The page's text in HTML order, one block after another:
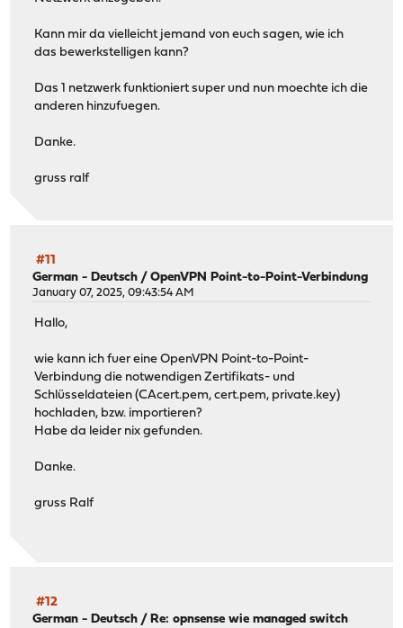
Kann mir da vielleicht jemand von euch sagen, wie ich
das bewerkstelligen kann?
Das 1 netzwerk funktioniert super und nun moechte ich die
anderen hinzufuegen.
Danke.
gruss ralf
#11
German - Deutsch /OpenVPN Point-to-Point-Verbindung
January 07, 2025, 09:43:54 AM
Hallo,
wie kann ich fuer eine OpenVPN Point-to-Point-
Verbindung die notwendigen Zertifikats- und
Schlüsseldateien (CAcert.pem, cert.pem, private.key)
hochladen, bzw. importieren?
Habe da leider nix gefunden.
Danke.
gruss Ralf
#12
German - Deutsch /Re: opnsense wie managed switch